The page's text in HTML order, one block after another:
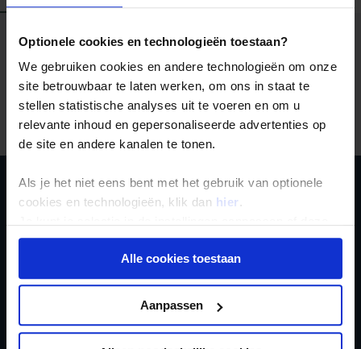
Optionele cookies en technologieën toestaan?
We gebruiken cookies en andere technologieën om onze
site betrouwbaar te laten werken, om ons in staat te
stellen statistische analyses uit te voeren en om u
relevante inhoud en gepersonaliseerde advertenties op
de site en andere kanalen te tonen.
Als je het niet eens bent met het gebruik van optionele
cookies en technologieën, klik dan hier .
onder aan de pagina op elk gewenst moment voor de
toekomst wijzigen.Alle cookies toestaan
Aanpassen
Er is een fout voorgevallen bij het ophalen van de
reizen.
Schrijf je in voor de
nieuwsbrief